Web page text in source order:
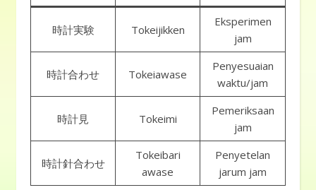
時計実験 Tokeijikken
Eksperimen
jam
時計合わせ Tokeiawase
Penyesuaian
waktu/jam
時計見 Tokeimi
Pemeriksaan
jam
時計針合わせ
Tokeibari
awase
Penyetelan
jarum jam